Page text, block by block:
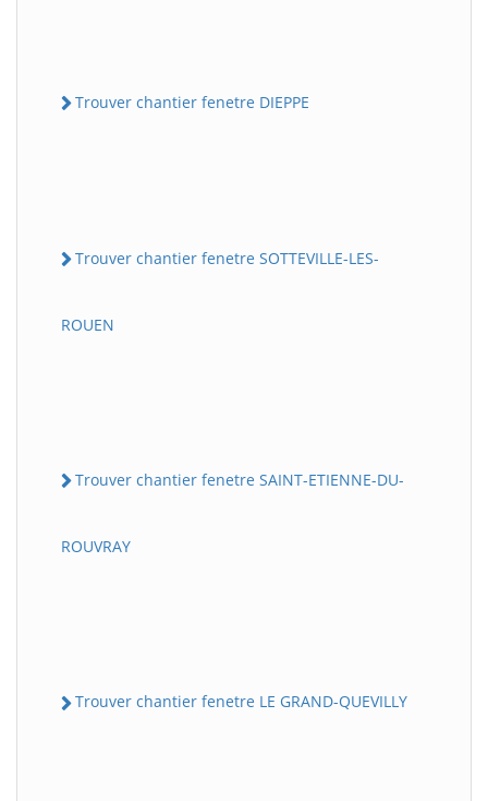
Trouver chantier fenetre DIEPPE
Trouver chantier fenetre SOTTEVILLE-LES-
ROUEN
Trouver chantier fenetre SAINT-ETIENNE-DU-
ROUVRAY
Trouver chantier fenetre LE GRAND-QUEVILLY